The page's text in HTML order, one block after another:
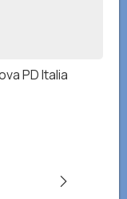
PD Italia